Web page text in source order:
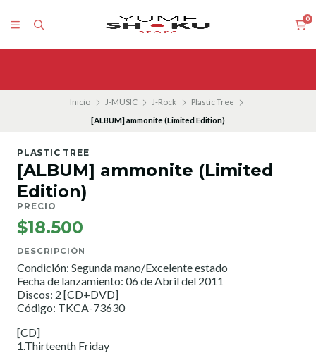
0
Inicio J-MUSIC J-Rock
Plastic Tree
[ALBUM] ammonite (Limited Edition)
PLASTIC TREE
[ALBUM] ammonite (Limited
Edition)
PRECIO
$18.500
DESCRIPCIÓN
Condición: Segunda mano/Excelente estado
Fecha de lanzamiento: 06 de Abril del 2011
Discos: 2 [CD+DVD]
Código: TKCA-73630
[CD]
1.Thirteenth Friday